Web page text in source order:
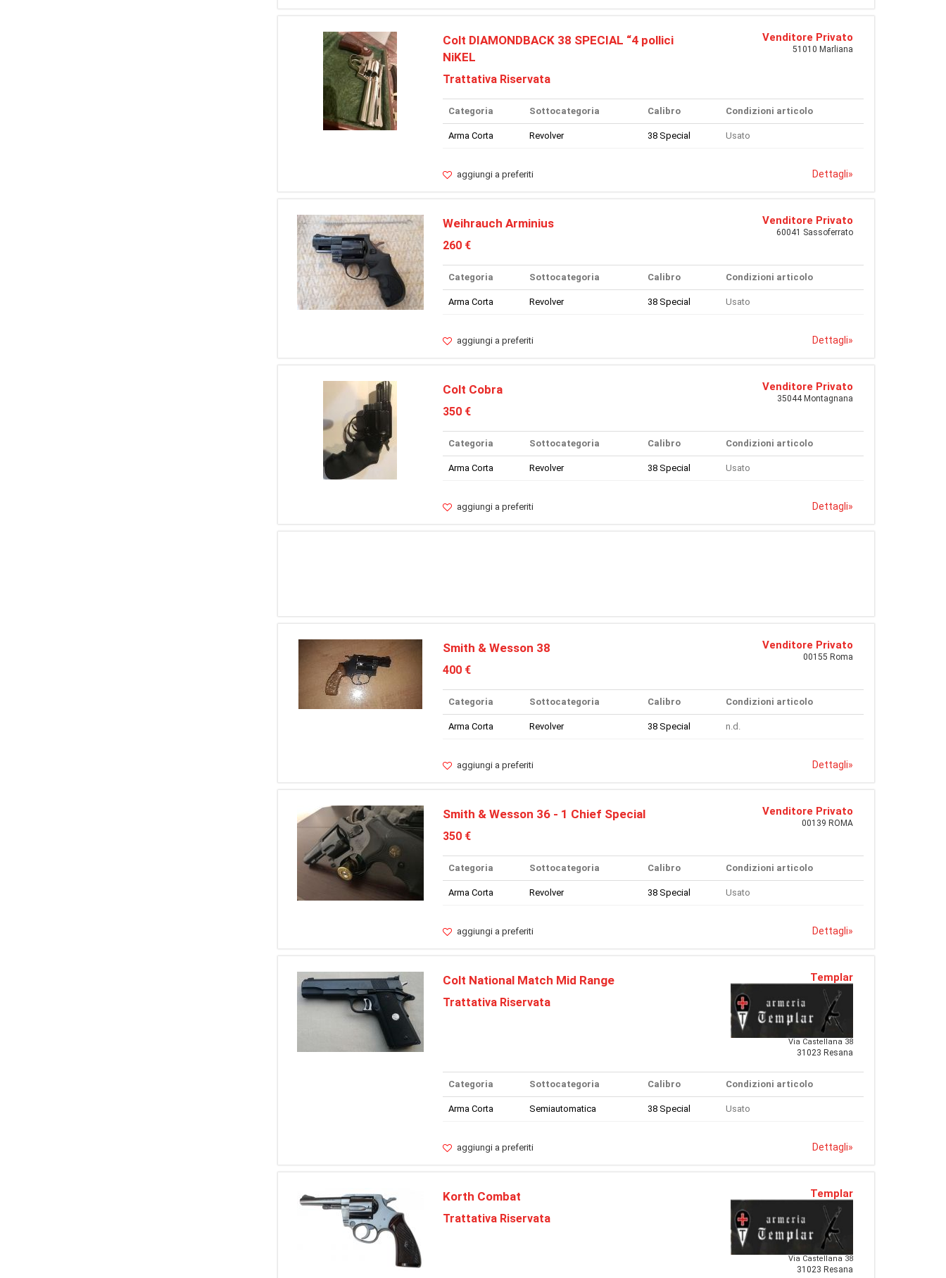
Colt DIAMONDBACK 38 SPECIAL “4 pollici
NiKEL
Trattativa Riservata
Venditore Privato
51010 Marliana
Categoria Sottocategoria Calibro Condizioni articolo
Arma Corta Revolver 38 Special Usato
aggiungi a preferiti Dettagli»
Weihrauch Arminius
260 €
Venditore Privato
60041 Sassoferrato
Categoria Sottocategoria Calibro Condizioni articolo
Arma Corta Revolver 38 Special Usato
aggiungi a preferiti Dettagli»
Colt Cobra
350 €
Venditore Privato
35044 Montagnana
Categoria Sottocategoria Calibro Condizioni articolo
Arma Corta Revolver 38 Special Usato
aggiungi a preferiti Dettagli»
Smith & Wesson 38
400 €
Venditore Privato
00155 Roma
Categoria Sottocategoria Calibro Condizioni articolo
Arma Corta Revolver 38 Special n.d.
aggiungi a preferiti Dettagli»
Smith & Wesson 36 - 1 Chief Special
350 €
Venditore Privato
00139 ROMA
Categoria Sottocategoria Calibro Condizioni articolo
Arma Corta Revolver 38 Special Usato
aggiungi a preferiti Dettagli»
Colt National Match Mid Range
Trattativa Riservata
Templar
Via Castellana 38
31023 Resana
Categoria Sottocategoria Calibro Condizioni articolo
Arma Corta Semiautomatica 38 Special Usato
aggiungi a preferiti Dettagli»
Korth Combat
Trattativa Riservata
Templar
Via Castellana 38
31023 Resana